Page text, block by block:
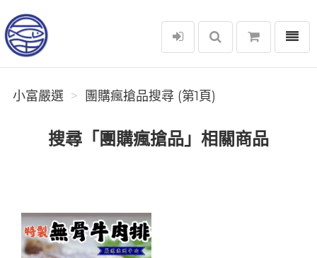
小富嚴選
選單
小富嚴選 團購瘋搶品搜尋 (第1頁)
搜尋「團購瘋搶品」相關商品